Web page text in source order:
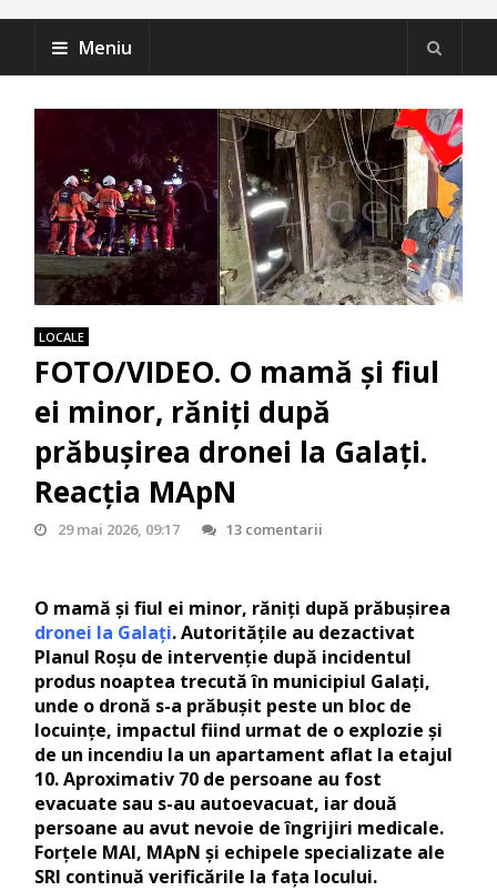
Meniu
LOCALE
FOTO/VIDEO. O mamă și fiul
ei minor, răniți după
prăbușirea dronei la Galați.
Reacția MApN
29 mai 2026, 09:17 13 comentarii
O mamă și fiul ei minor, răniți după prăbușirea
dronei la Galați. Autoritățile au dezactivat
Planul Roșu de intervenție după incidentul
produs noaptea trecută în municipiul Galați,
unde o dronă s-a prăbușit peste un bloc de
locuințe, impactul fiind urmat de o explozie și
de un incendiu la un apartament aflat la etajul
10. Aproximativ 70 de persoane au fost
evacuate sau s-au autoevacuat, iar două
persoane au avut nevoie de îngrijiri medicale.
Forțele MAI, MApN și echipele specializate ale
SRI continuă verificările la fața locului.